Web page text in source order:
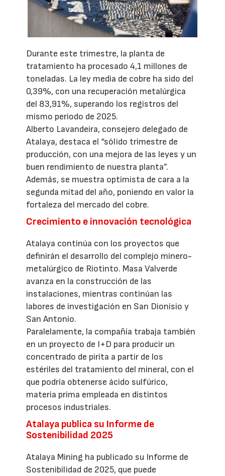
Durante este trimestre, la planta de
tratamiento ha procesado 4,1 millones de
toneladas. La ley media de cobre ha sido del
0,39%, con una recuperación metalúrgica
del 83,91%, superando los registros del
mismo periodo de 2025.
Alberto Lavandeira, consejero delegado de
Atalaya, destaca el “sólido trimestre de
producción, con una mejora de las leyes y un
buen rendimiento de nuestra planta”.
Además, se muestra optimista de cara a la
segunda mitad del año, poniendo en valor la
fortaleza del mercado del cobre.
Crecimiento e innovación tecnológica
Atalaya continúa con los proyectos que
definirán el desarrollo del complejo minero-
metalúrgico de Riotinto. Masa Valverde
avanza en la construcción de las
instalaciones, mientras continúan las
labores de investigación en San Dionisio y
San Antonio.
Paralelamente, la compañía trabaja también
en un proyecto de I+D para producir un
concentrado de pirita a partir de los
estériles del tratamiento del mineral, con el
que podría obtenerse ácido sulfúrico,
materia prima empleada en distintos
procesos industriales.
Atalaya publica su Informe de
Sostenibilidad 2025
Atalaya Mining ha publicado su Informe de
Sostenibilidad de 2025, que puede